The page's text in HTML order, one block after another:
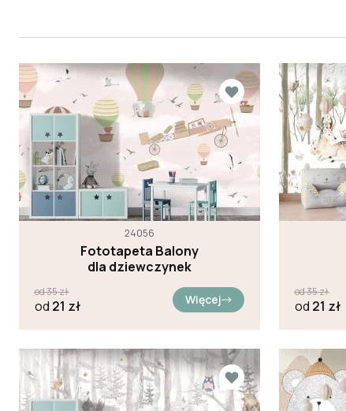
24056
Fototapeta Balony
dla dziewczynek
od35zł
od 21 zł Więcej
od35zł
od 21 zł